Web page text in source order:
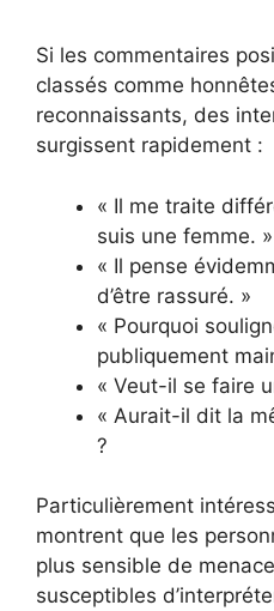
Si les commentaires
classés comme
reconnaissants, des
surgissent rapidement :
« Il me traite
suis une femme. »
« Il pense
d’être rassuré. »
« Pourquoi
publiquement
« Veut-il se faire
« Aurait-il dit la
?
Particulièrement
montrent que les
plus sensible de
susceptibles